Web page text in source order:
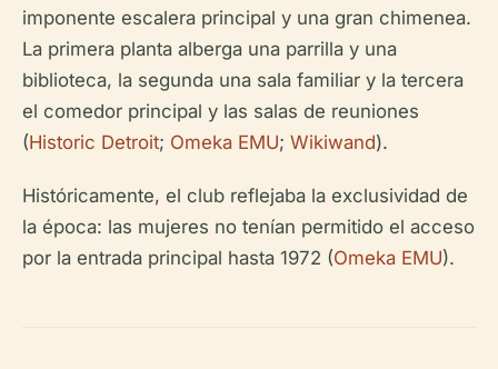
imponente escalera principal y una gran chimenea.
La primera planta alberga una parrilla y una
biblioteca, la segunda una sala familiar y la tercera
el comedor principal y las salas de reuniones
(Historic Detroit; Omeka EMU; Wikiwand).
Históricamente, el club reflejaba la exclusividad de
la época: las mujeres no tenían permitido el acceso
por la entrada principal hasta 1972 (Omeka EMU).